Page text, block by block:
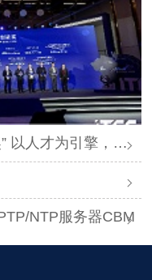
空为基石，驱动智能未来
NTP服务器CBM